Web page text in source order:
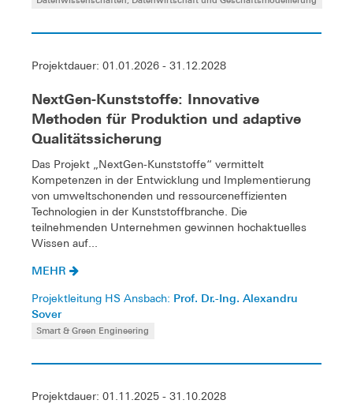
Projektdauer: 01.01.2026 - 31.12.2028
NextGen-Kunststoffe: Innovative
Methoden für Produktion und adaptive
Qualitätssicherung
Das Projekt „NextGen-Kunststoffe“ vermittelt
Kompetenzen in der Entwicklung und Implementierung
von umweltschonenden und ressourceneffizienten
Technologien in der Kunststoffbranche. Die
teilnehmenden Unternehmen gewinnen hochaktuelles
Wissen auf...
MEHR
Projektleitung HS Ansbach: Prof. Dr.-Ing. Alexandru
Sover
Smart & Green Engineering
Projektdauer: 01.11.2025 - 31.10.2028